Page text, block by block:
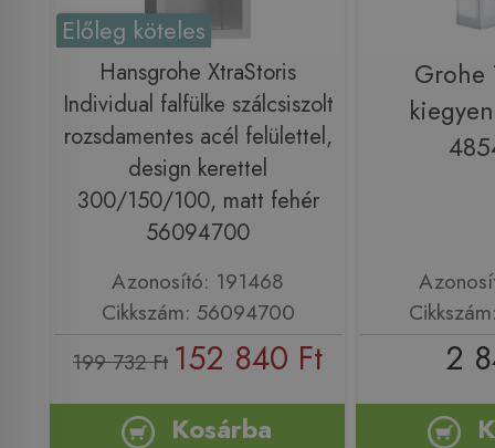
Előleg köteles
Hansgrohe XtraStoris
Individual falfülke szálcsiszolt
rozsdamentes acél felülettel,
design kerettel
300/150/100, matt fehér
56094700
Azonosító: 191468
Cikkszám: 56094700
199 732 Ft 152 840 Ft
Kosárba
Grohe
2